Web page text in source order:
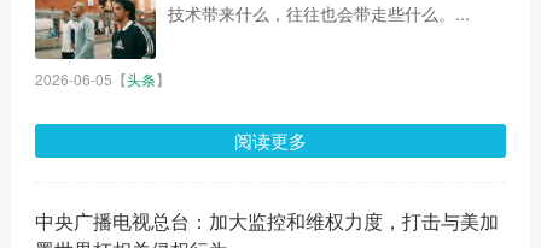
技术带来什么，往往也会带走些什么。...
2026-06-05 【头条】
阅读更多
中央广播电视总台：加大监控和维权力度，打击与美加